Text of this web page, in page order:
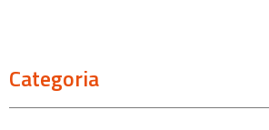
Categoria